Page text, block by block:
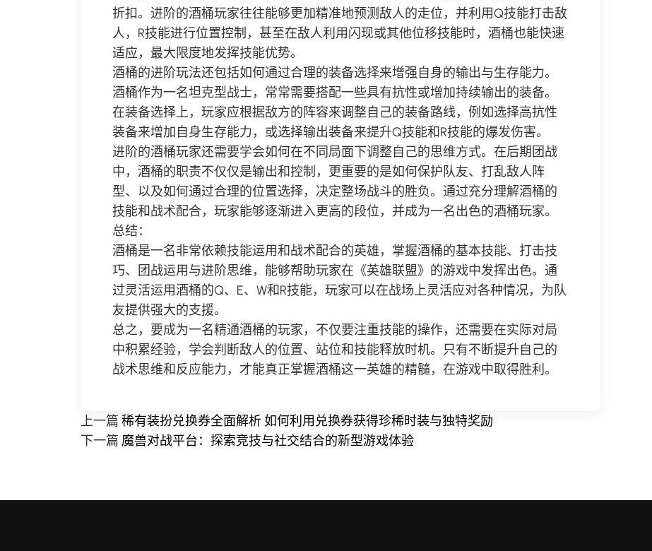
折扣。进阶的酒桶玩家往往能够更加精准地预测敌人的走位，并利用Q技能打击敌
人，R技能进行位置控制，甚至在敌人利用闪现或其他位移技能时，酒桶也能快速
适应，最大限度地发挥技能优势。
酒桶的进阶玩法还包括如何通过合理的装备选择来增强自身的输出与生存能力。
酒桶作为一名坦克型战士，常常需要搭配一些具有抗性或增加持续输出的装备。
在装备选择上，玩家应根据敌方的阵容来调整自己的装备路线，例如选择高抗性
装备来增加自身生存能力，或选择输出装备来提升Q技能和R技能的爆发伤害。
进阶的酒桶玩家还需要学会如何在不同局面下调整自己的思维方式。在后期团战
中，酒桶的职责不仅仅是输出和控制，更重要的是如何保护队友、打乱敌人阵
型、以及如何通过合理的位置选择，决定整场战斗的胜负。通过充分理解酒桶的
技能和战术配合，玩家能够逐渐进入更高的段位，并成为一名出色的酒桶玩家。
总结：
酒桶是一名非常依赖技能运用和战术配合的英雄，掌握酒桶的基本技能、打击技
巧、团战运用与进阶思维，能够帮助玩家在《英雄联盟》的游戏中发挥出色。通
过灵活运用酒桶的Q、E、W和R技能，玩家可以在战场上灵活应对各种情况，为队
友提供强大的支援。
总之，要成为一名精通酒桶的玩家，不仅要注重技能的操作，还需要在实际对局
中积累经验，学会判断敌人的位置、站位和技能释放时机。只有不断提升自己的
战术思维和反应能力，才能真正掌握酒桶这一英雄的精髓，在游戏中取得胜利。
上一篇 稀有装扮兑换券全面解析 如何利用兑换券获得珍稀时装与独特奖励
下一篇 魔兽对战平台：探索竞技与社交结合的新型游戏体验